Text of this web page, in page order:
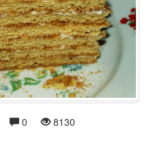
0 8130